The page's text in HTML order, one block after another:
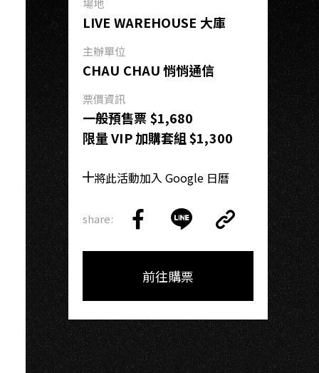
場地
LIVE WAREHOUSE 大庫
主辦單位
CHAU CHAU 悄悄通信
票價資訊
一般預售票 $1,680
限量 VIP 加購套組 $1,300
將此活動加入 Google 日曆
share:
on
Facebook
on
LINE
Link
Copy
前往購票